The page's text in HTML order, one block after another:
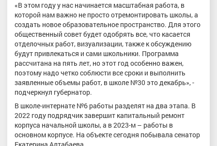
«В этом году у нас начинается масштабная работа, в
которой нам важно не просто отремонтировать школы, а
создать новое образовательное пространство. Для этого
общественный совет будет одобрять все, что касается
отделочных работ, визуализации, также к обсуждению
будут привлекаться и сами школьники. Программа
рассчитана на пять лет, но этот год особенно важен,
поэтому надо четко соблюсти все сроки и выполнить
заявленные объемы работ, в школе №30 это декабрь», -
подчеркнул губернатор.
В школе-интернате №6 работы разделят на два этапа. В
2022 году подрядчик завершит капитальный ремонт
корпуса начальной школы, а в 2023-м – работы в
основном корпусе. На объекте сегодня побывала сенатор